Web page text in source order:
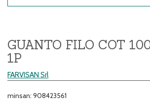
GUANTO FILO COT
1P
FARVISAN Srl
minsan: 908423561